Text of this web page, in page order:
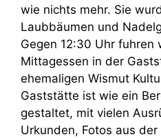
wie nichts mehr. Sie
Laubbäumen und
Gegen 12:30 Uhr fuhren
Mittagessen in der
ehemaligen Wismut
Gaststätte ist wie ein
gestaltet, mit vielen
Urkunden, Fotos aus